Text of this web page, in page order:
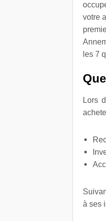
votre
les 7
Lors
à ses